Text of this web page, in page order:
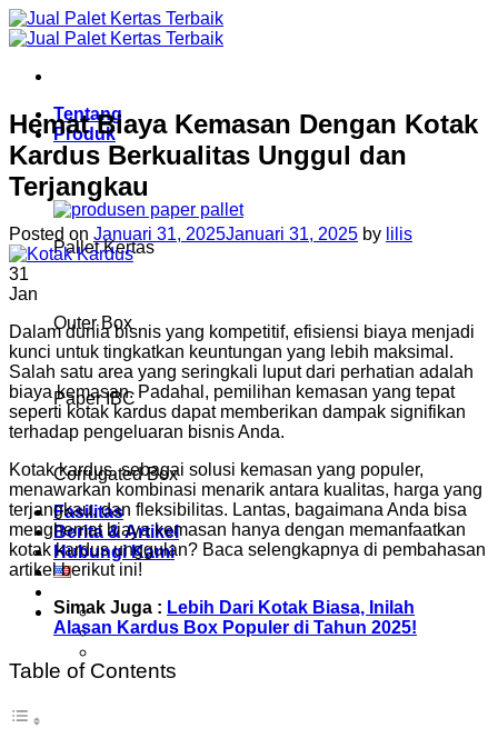
Skip
to
Tentang
Produk
Pallet Kertas
Outer Box
Paper IBC
Corrugated Box
Fasilitas
Berita & Artikel
Hubungi Kami
Hemat Biaya Kemasan Dengan Kotak
Kardus Berkualitas Unggul dan
Terjangkau
Posted on Januari 31, 2025Januari 31, 2025 by lilis
31
Jan
Dalam dunia bisnis yang kompetitif, efisiensi biaya menjadi
kunci untuk tingkatkan keuntungan yang lebih maksimal.
Salah satu area yang seringkali luput dari perhatian adalah
biaya kemasan. Padahal, pemilihan kemasan yang tepat
seperti kotak kardus dapat memberikan dampak signifikan
terhadap pengeluaran bisnis Anda.
Kotak kardus, sebagai solusi kemasan yang populer,
menawarkan kombinasi menarik antara kualitas, harga yang
terjangkau, dan fleksibilitas. Lantas, bagaimana Anda bisa
menghemat biaya kemasan hanya dengan memanfaatkan
kotak kardus unggulan? Baca selengkapnya di pembahasan
artikel berikut ini!
Simak Juga : Lebih Dari Kotak Biasa, Inilah
Alasan Kardus Box Populer di Tahun 2025!
Table of Contents